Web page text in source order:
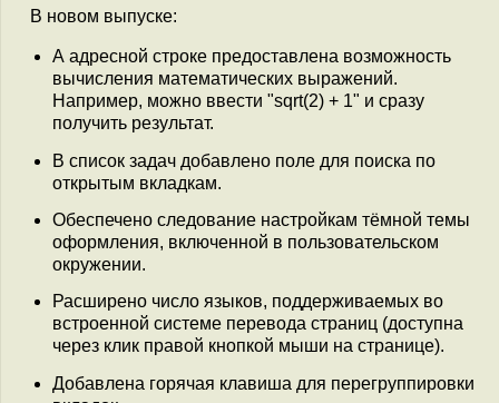
В новом выпуске:
А адресной строке предоставлена возможность
вычисления математических выражений.
Например, можно ввести "sqrt(2) + 1" и сразу
получить результат.
В список задач добавлено поле для поиска по
открытым вкладкам.
Обеспечено следование настройкам тёмной темы
оформления, включенной в пользовательском
окружении.
Расширено число языков, поддерживаемых во
встроенной системе перевода страниц (доступна
через клик правой кнопкой мыши на странице).
Добавлена горячая клавиша для перегруппировки